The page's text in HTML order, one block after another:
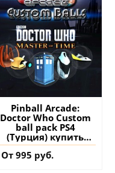
Pinball Arcade:
Doctor Who Custom
ball pack PS4
(Турция) купить
дополнение на
аккаунт
От 995 руб.